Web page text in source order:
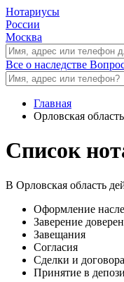
Нотариусы
России
Москва
Все о наследстве
Главная
Орловская область
Список
В Орловская область
Оформление
Заверение
Завещания
Согласия
Сделки и договора
Принятие в